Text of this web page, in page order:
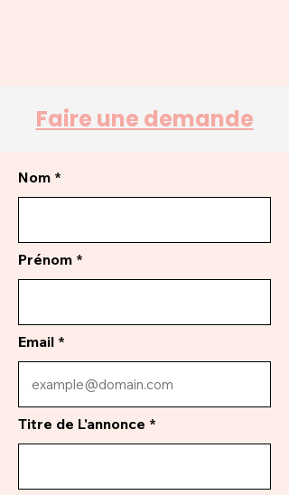
Faire une demande
Nom
Prénom
Email
Titre de L'annonce